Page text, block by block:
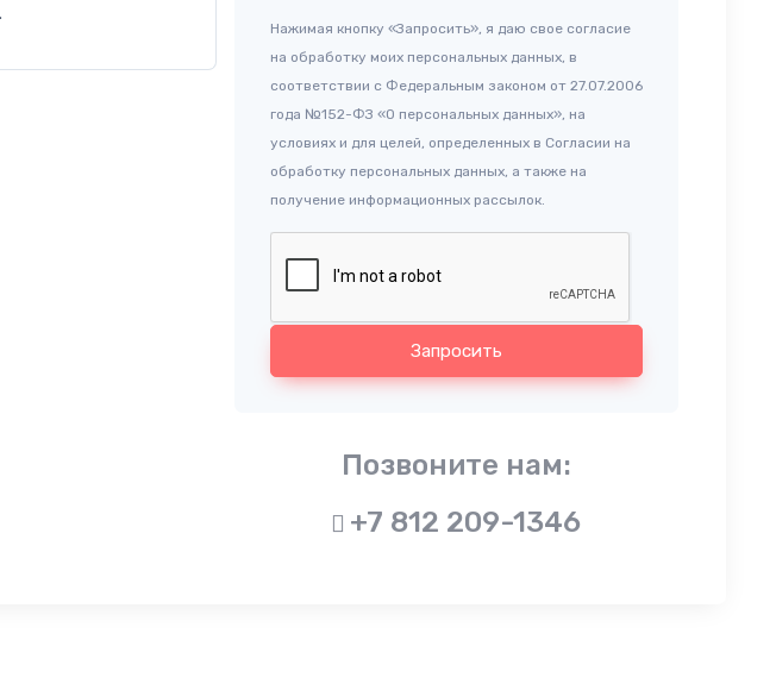
Нажимая кнопку «Запросить», я даю свое согласие
на обработку моих персональных данных, в
соответствии с Федеральным законом от 27.07.2006
года №152-ФЗ «О персональных данных», на
условиях и для целей, определенных в Согласии на
обработку персональных данных, а также на
получение информационных рассылок.
Запросить
Позвоните нам:
+7 812 209-1346